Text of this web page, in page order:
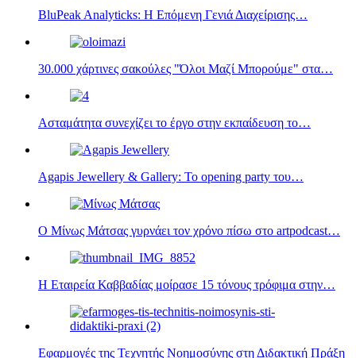
BluPeak Analyticks: Η Επόμενη Γενιά Διαχείρισης…
30.000 χάρτινες σακούλες "Όλοι Μαζί Μπορούμε" στα…
Ασταμάτητα συνεχίζει το έργο στην εκπαίδευση το…
Agapis Jewellery & Gallery: Το opening party του…
O Μίνως Μάτσας γυρνάει τον χρόνο πίσω στο artpodcast…
Η Εταιρεία Καββαδίας μοίρασε 15 τόνους τρόφιμα στην…
Εφαρμογές της Τεχνητής Νοημοσύνης στη Διδακτική Πράξη